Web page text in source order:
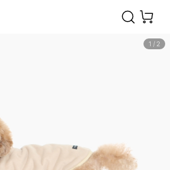
1 / 2